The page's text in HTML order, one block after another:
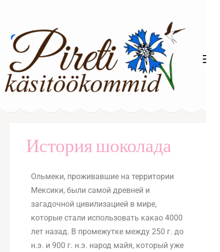
История шоколада
Ольмеки, проживавшие на территории
Мексики, были самой древней и
загадочной цивилизацией в мире,
которые стали использовать какао 4000
лет назад. В промежутке между 250 г. до
н.э. и 900 г. н.э. народ майя, который уже